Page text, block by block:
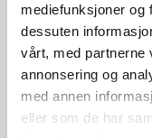
mediefunksjoner og
dessuten
vårt, med partnerne
annonsering og
med annen
eller som de har